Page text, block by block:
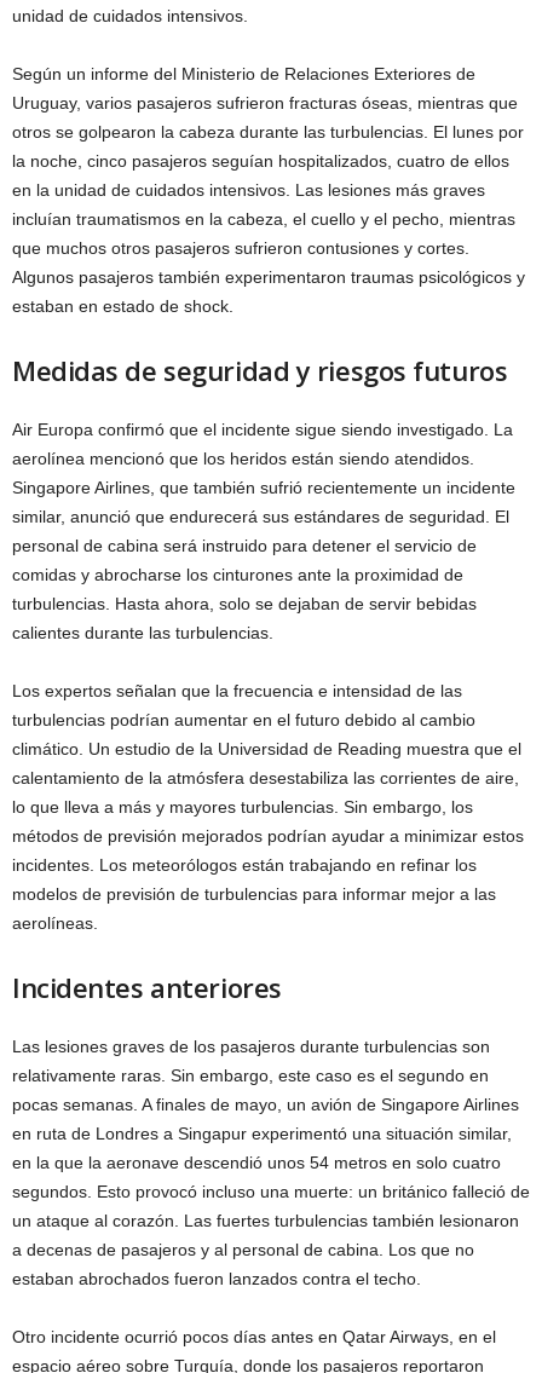
unidad de cuidados intensivos.
Según un informe del Ministerio de Relaciones Exteriores de
Uruguay, varios pasajeros sufrieron fracturas óseas, mientras que
otros se golpearon la cabeza durante las turbulencias. El lunes por
la noche, cinco pasajeros seguían hospitalizados, cuatro de ellos
en la unidad de cuidados intensivos. Las lesiones más graves
incluían traumatismos en la cabeza, el cuello y el pecho, mientras
que muchos otros pasajeros sufrieron contusiones y cortes.
Algunos pasajeros también experimentaron traumas psicológicos y
estaban en estado de shock.
Medidas de seguridad y riesgos futuros
Air Europa confirmó que el incidente sigue siendo investigado. La
aerolínea mencionó que los heridos están siendo atendidos.
Singapore Airlines, que también sufrió recientemente un incidente
similar, anunció que endurecerá sus estándares de seguridad. El
personal de cabina será instruido para detener el servicio de
comidas y abrocharse los cinturones ante la proximidad de
turbulencias. Hasta ahora, solo se dejaban de servir bebidas
calientes durante las turbulencias.
Los expertos señalan que la frecuencia e intensidad de las
turbulencias podrían aumentar en el futuro debido al cambio
climático. Un estudio de la Universidad de Reading muestra que el
calentamiento de la atmósfera desestabiliza las corrientes de aire,
lo que lleva a más y mayores turbulencias. Sin embargo, los
métodos de previsión mejorados podrían ayudar a minimizar estos
incidentes. Los meteorólogos están trabajando en refinar los
modelos de previsión de turbulencias para informar mejor a las
aerolíneas.
Incidentes anteriores
Las lesiones graves de los pasajeros durante turbulencias son
relativamente raras. Sin embargo, este caso es el segundo en
pocas semanas. A finales de mayo, un avión de Singapore Airlines
en ruta de Londres a Singapur experimentó una situación similar,
en la que la aeronave descendió unos 54 metros en solo cuatro
segundos. Esto provocó incluso una muerte: un británico falleció de
un ataque al corazón. Las fuertes turbulencias también lesionaron
a decenas de pasajeros y al personal de cabina. Los que no
estaban abrochados fueron lanzados contra el techo.
Otro incidente ocurrió pocos días antes en Qatar Airways, en el
espacio aéreo sobre Turquía, donde los pasajeros reportaron